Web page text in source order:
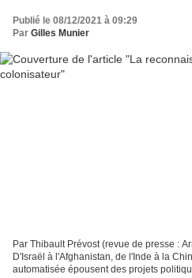
Publié le 08/12/2021 à 09:29
Par Gilles Munier
Par Thibault Prévost (revue de presse :
D'Israël à l'Afghanistan, de l'Inde à la
automatisée épousent des projets